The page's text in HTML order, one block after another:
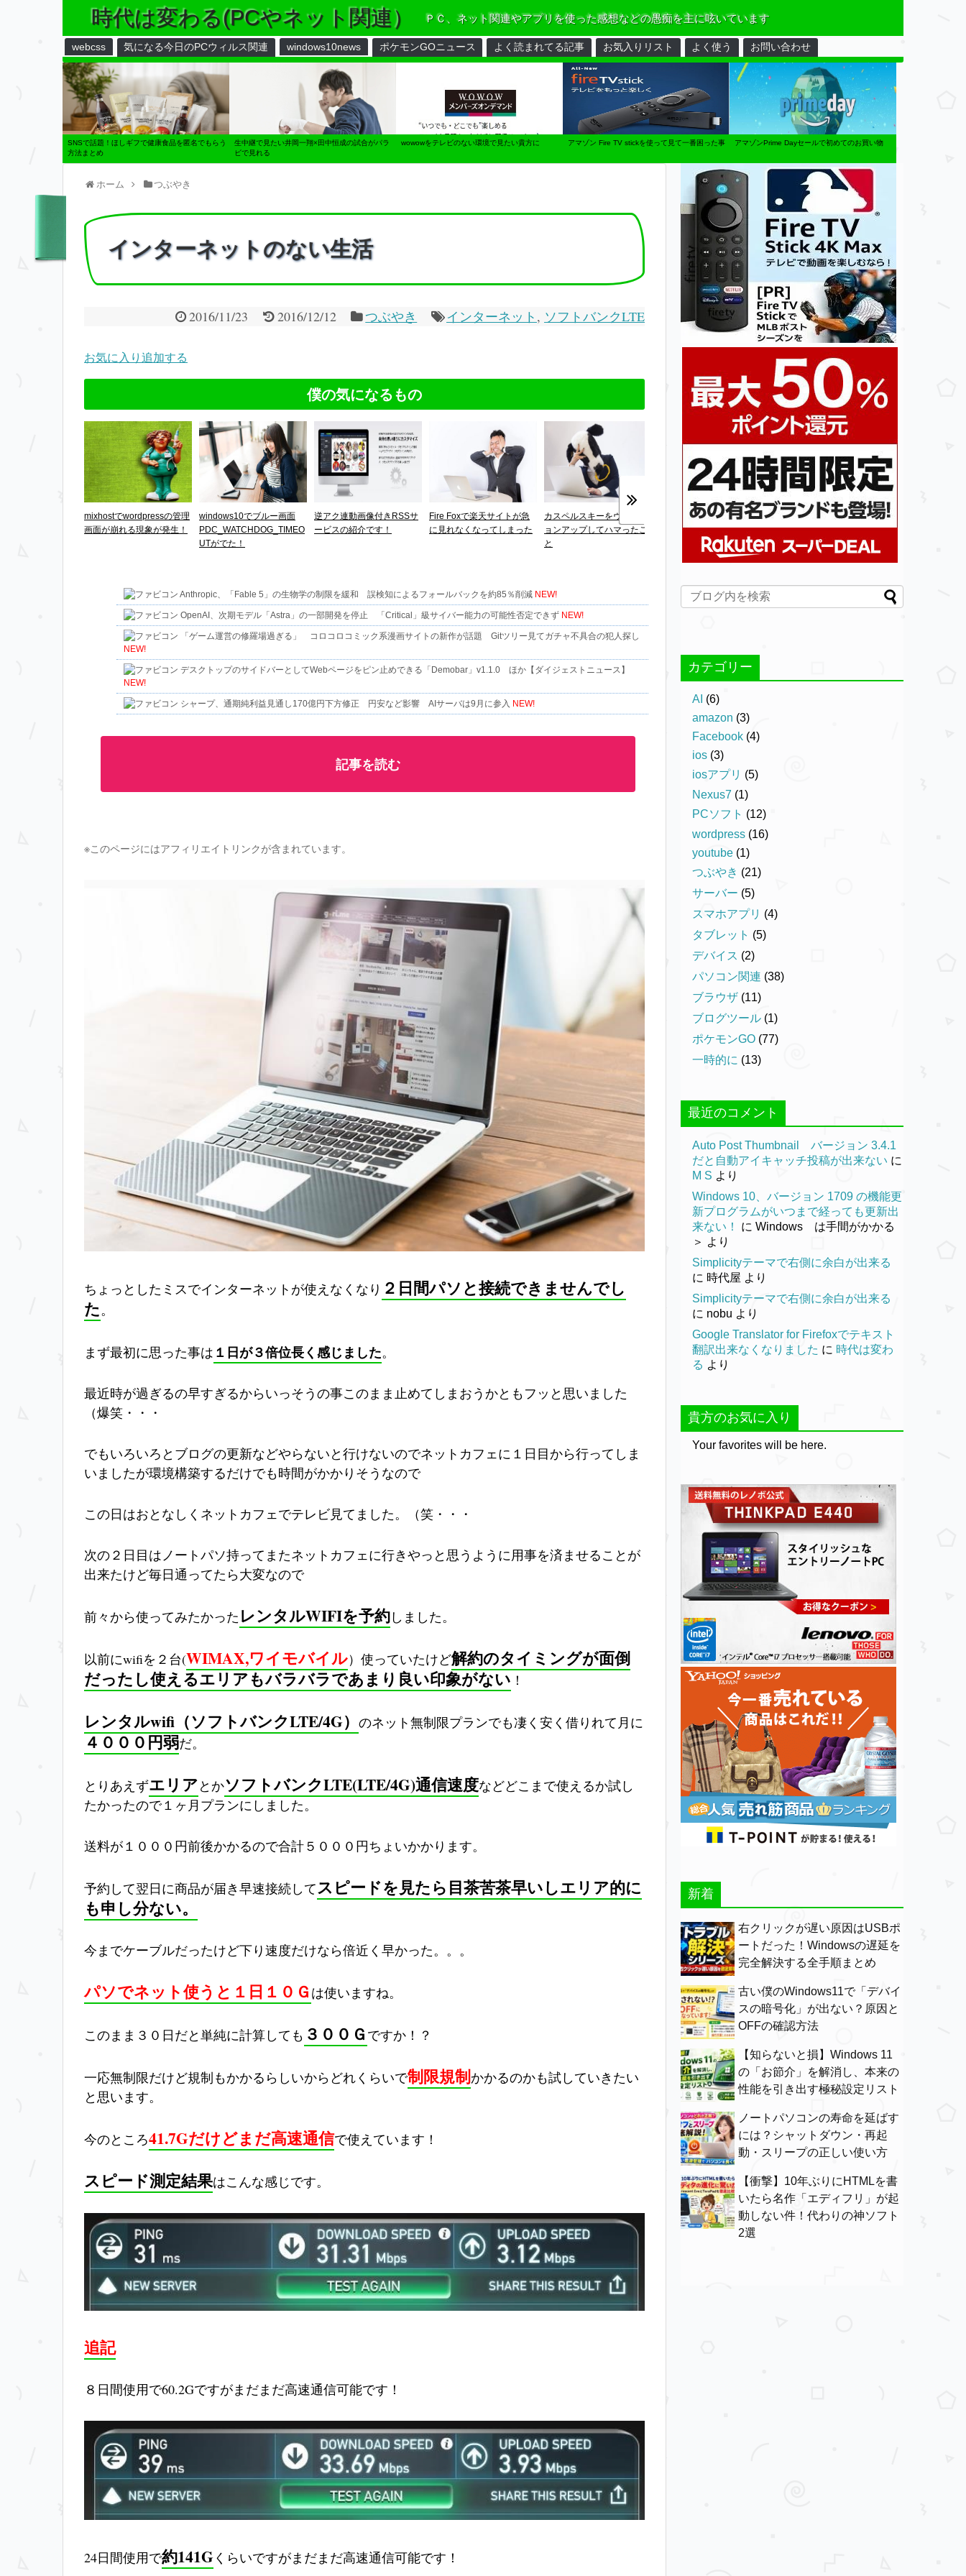
時代は変わる(PCやネット関連） ＰＣ、ネット関連やアプリを使った感想などの愚痴を主に呟いています
webcss 気になる今日のPCウィルス関連 windows10news ポケモンGOニュース よく読まれてる記事 お気入りリスト よく使う お問い合わせ
SNSで話題！ほしギフで健康食品を匿名でもらう
方法まとめ
生中継で見たい井岡一翔×田中恒成の試合がパラ
ビで見れる
wowowをテレビのない環境で見たい貴方に アマゾン Fire TV stickを使って見て一番困った事 アマゾンPrime Dayセールで初めてのお買い物
ホーム つぶやき
インターネットのない生活
2016/11/23 2016/12/12 つぶやき インターネット , ソフトバンクLTE
お気に入り追加する
僕の気になるもの
mixhostでwordpressの管理
画面が崩れる現象が発生！
windows10でブルー画面
PDC_WATCHDOG_TIMEO
UTがでた！
逆アク連動画像付きRSSサ
ービスの紹介です！
Fire Foxで楽天サイトが急
に見れなくなってしまった
カスペルスキーをヴァージ
ョンアップしてハマったこ
と
パソコンの電源スイッチを
押してもまったく反応しな
アマゾン Fire TV stickを使
って見て一番困った事
信用済みでない
の閲覧がブロック
Anthropic、「Fable 5」の生物学の制限を緩和 誤検知によるフォールバックを約85％削減 NEW!
OpenAI、次期モデル「Astra」の一部開発を停止 「Critical」級サイバー能力の可能性否定できず NEW!
「ゲーム運営の修羅場過ぎる」 コロコロコミック系漫画サイトの新作が話題 Gitツリー見てガチャ不具合の犯人探し
NEW!
デスクトップのサイドバーとしてWebページをピン止めできる「Demobar」v1.1.0 ほか【ダイジェストニュース】
NEW!
シャープ、通期純利益見通し170億円下方修正 円安など影響 AIサーバは9月に参入 NEW!
記事を読む
※このページにはアフィリエイトリンクが含まれています。
ちょっとしたミスでインターネットが使えなくなり ２日間パソと接続できませんでし
た。
まず最初に思った事は １日が３倍位長く感じました。
最近時が過ぎるの早すぎるからいっそうの事このまま止めてしまおうかともフッと思いました
（爆笑・・・
でもいろいろとブログの更新などやらないと行けないのでネットカフェに１日目から行ってしま
いましたが環境構築するだけでも時間がかかりそうなので
この日はおとなしくネットカフェでテレビ見てました。（笑・・・
次の２日目はノートパソ持ってまたネットカフェに行きやっと思うように用事を済ませることが
出来たけど毎日通ってたら大変なので
前々から使ってみたかった レンタルWIFIを予約しました。
以前にwifiを２台(WIMAX,ワイモバイル）使っていたけど解約のタイミングが面倒
だったし使えるエリアもバラバラであまり良い印象がない ！
レンタルwifi（ソフトバンクLTE/4G） のネット無制限プランでも凄く安く借りれて月に
４０００円弱だ。
とりあえずエリアとかソフトバンクLTE(LTE/4G)通信速度などどこまで使えるか試し
たかったので１ヶ月プランにしました。
送料が１０００円前後かかるので合計５０００円ちょいかかります。
予約して翌日に商品が届き早速接続してスピードを見たら目茶苦茶早いしエリア的に
も申し分ない。
今までケーブルだったけど下り速度だけなら倍近く早かった。。。
パソでネット使うと１日１０Ｇ は使いますね。
このまま３０日だと単純に計算しても ３００Ｇ ですか！？
一応無制限だけど規制もかかるらしいからどれくらいで制限規制かかるのかも試していきたい
と思います。
今のところ41.7Gだけどまだ高速通信で使えています！
スピード測定結果はこんな感じです。
追記
８日間使用で60.2Gですがまだまだ高速通信可能です！
24日間使用で約141Gくらいですがまだまだ高速通信可能です！
カテゴリー
AI (6)
amazon (3)
Facebook (4)
ios (3)
iosアプリ (5)
Nexus7 (1)
PCソフト (12)
wordpress (16)
youtube (1)
つぶやき (21)
サーバー (5)
スマホアプリ (4)
タブレット (5)
デバイス (2)
パソコン関連 (38)
ブラウザ (11)
ブログツール (1)
ポケモンGO (77)
一時的に (13)
最近のコメント
Auto Post Thumbnail バージョン 3.4.1
だと自動アイキャッチ投稿が出来ない に
M S より
Windows 10、バージョン 1709 の機能更
新プログラムがいつまで経っても更新出
来ない！
に Windows は手間がかかる
＞ より
Simplicityテーマで右側に余白が出来る
に 時代屋 より
Simplicityテーマで右側に余白が出来る
に nobu より
Google Translator for Firefoxでテキスト
翻訳出来なくなりました に 時代は変わ
る より
貴方のお気に入り
Your favorites will be here.
新着
右クリックが遅い原因はUSBポ
ートだった！Windowsの遅延を
完全解決する全手順まとめ
古い僕のWindows11で「デバイ
スの暗号化」が出ない？原因と
OFFの確認方法
【知らないと損】Windows 11
の「お節介」を解消し、本来の
性能を引き出す極秘設定リスト
ノートパソコンの寿命を延ばす
には？シャットダウン・再起
動・スリープの正しい使い方
【衝撃】10年ぶりにHTMLを書
いたら名作「エディフリ」が起
動しない件！代わりの神ソフト
2選